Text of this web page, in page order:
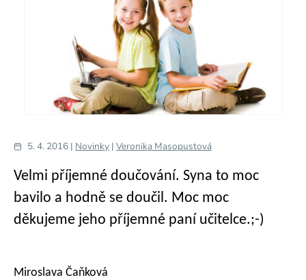
5. 4. 2016 | Novinky | Veronika Masopustová
Velmi příjemné doučování. Syna to moc
bavilo a hodně se doučil. Moc moc
děkujeme jeho příjemné paní učitelce.;-)
Miroslava Čaňková